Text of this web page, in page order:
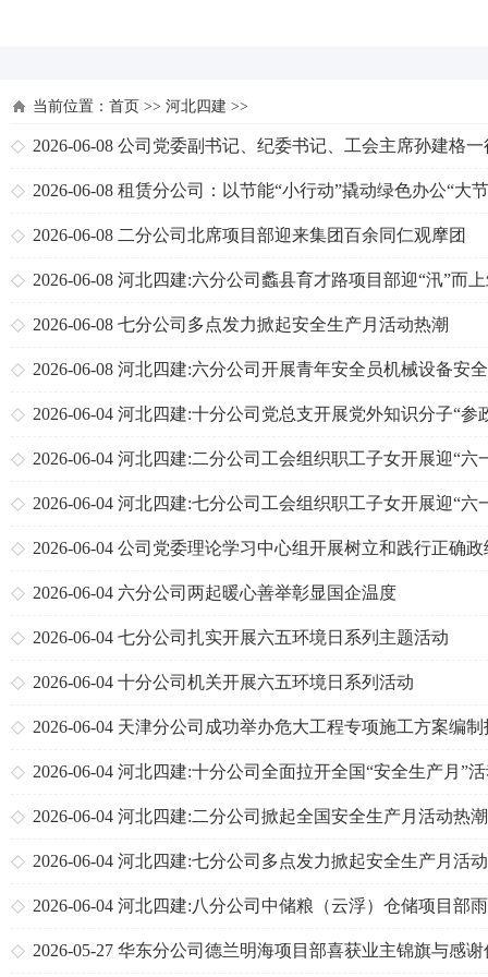
当前位置： 首页 >> 河北四建 >>
2026-06-08 公司党委副书记、纪委书记、工会主席孙建格一
天津分公司、一分公司检查指导“三点联创”工作
2026-06-08 租赁分公司：以节能“小行动”撬动绿色办公“大
2026-06-08 二分公司北席项目部迎来集团百余同仁观摩团
2026-06-08 河北四建:六分公司蠡县育才路项目部迎“汛”而
施工安全防线
2026-06-08 七分公司多点发力掀起安全生产月活动热潮
2026-06-08 河北四建:六分公司开展青年安全员机械设备安
理专题培训
2026-06-04 河北四建:十分公司党总支开展党外知识分子“参
公、实干为民”主题教育
2026-06-04 河北四建:二分公司工会组织职工子女开展迎“六
列活动
2026-06-04 河北四建:七分公司工会组织职工子女开展迎“六
列活动
2026-06-04 公司党委理论学习中心组开展树立和践行正确政
专题学习
2026-06-04 六分公司两起暖心善举彰显国企温度
2026-06-04 七分公司扎实开展六五环境日系列主题活动
2026-06-04 十分公司机关开展六五环境日系列活动
2026-06-04 天津分公司成功举办危大工程专项施工方案编制
比赛
2026-06-04 河北四建:十分公司全面拉开全国“安全生产月”
幕
2026-06-04 河北四建:二分公司掀起全国安全生产月活动热潮
2026-06-04 河北四建:七分公司多点发力掀起安全生产月活
潮
2026-06-04 河北四建:八分公司中储粮（云浮）仓储项目部
施工安全、进度两不误
2026-05-27 华东分公司德兰明海项目部喜获业主锦旗与感谢